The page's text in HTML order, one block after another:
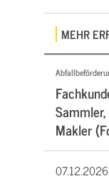
MEHR
Makler